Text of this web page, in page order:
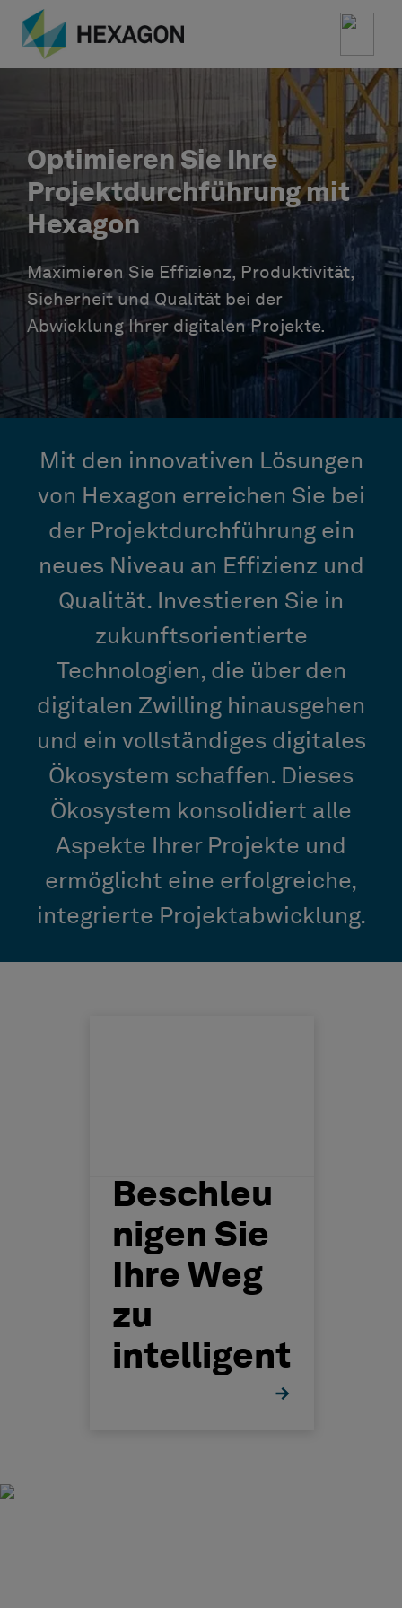
Optimieren Sie Ihre
Projektdurchführung mit
Hexagon
Maximieren Sie Effizienz, Produktivität,
Sicherheit und Qualität bei der
Abwicklung Ihrer digitalen Projekte.
Mit den innovativen Lösungen
von Hexagon erreichen Sie bei
der Projektdurchführung ein
neues Niveau an Effizienz und
Qualität. Investieren Sie in
zukunftsorientierte
Technologien, die über den
digitalen Zwilling hinausgehen
und ein vollständiges digitales
Ökosystem schaffen. Dieses
Ökosystem konsolidiert alle
Aspekte Ihrer Projekte und
ermöglicht eine erfolgreiche,
integrierte Projektabwicklung.
Beschleu
nigen Sie
Ihre Weg
zu
intelligent